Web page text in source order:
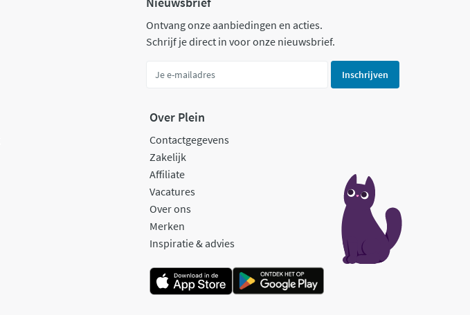
Ontvang onze aanbiedingen en acties.
Schrijf je direct in voor onze nieuwsbrief.
Inschrijven
Over Plein
Contactgegevens
Zakelijk
Affiliate
Vacatures
Over ons
Merken
Inspiratie & advies